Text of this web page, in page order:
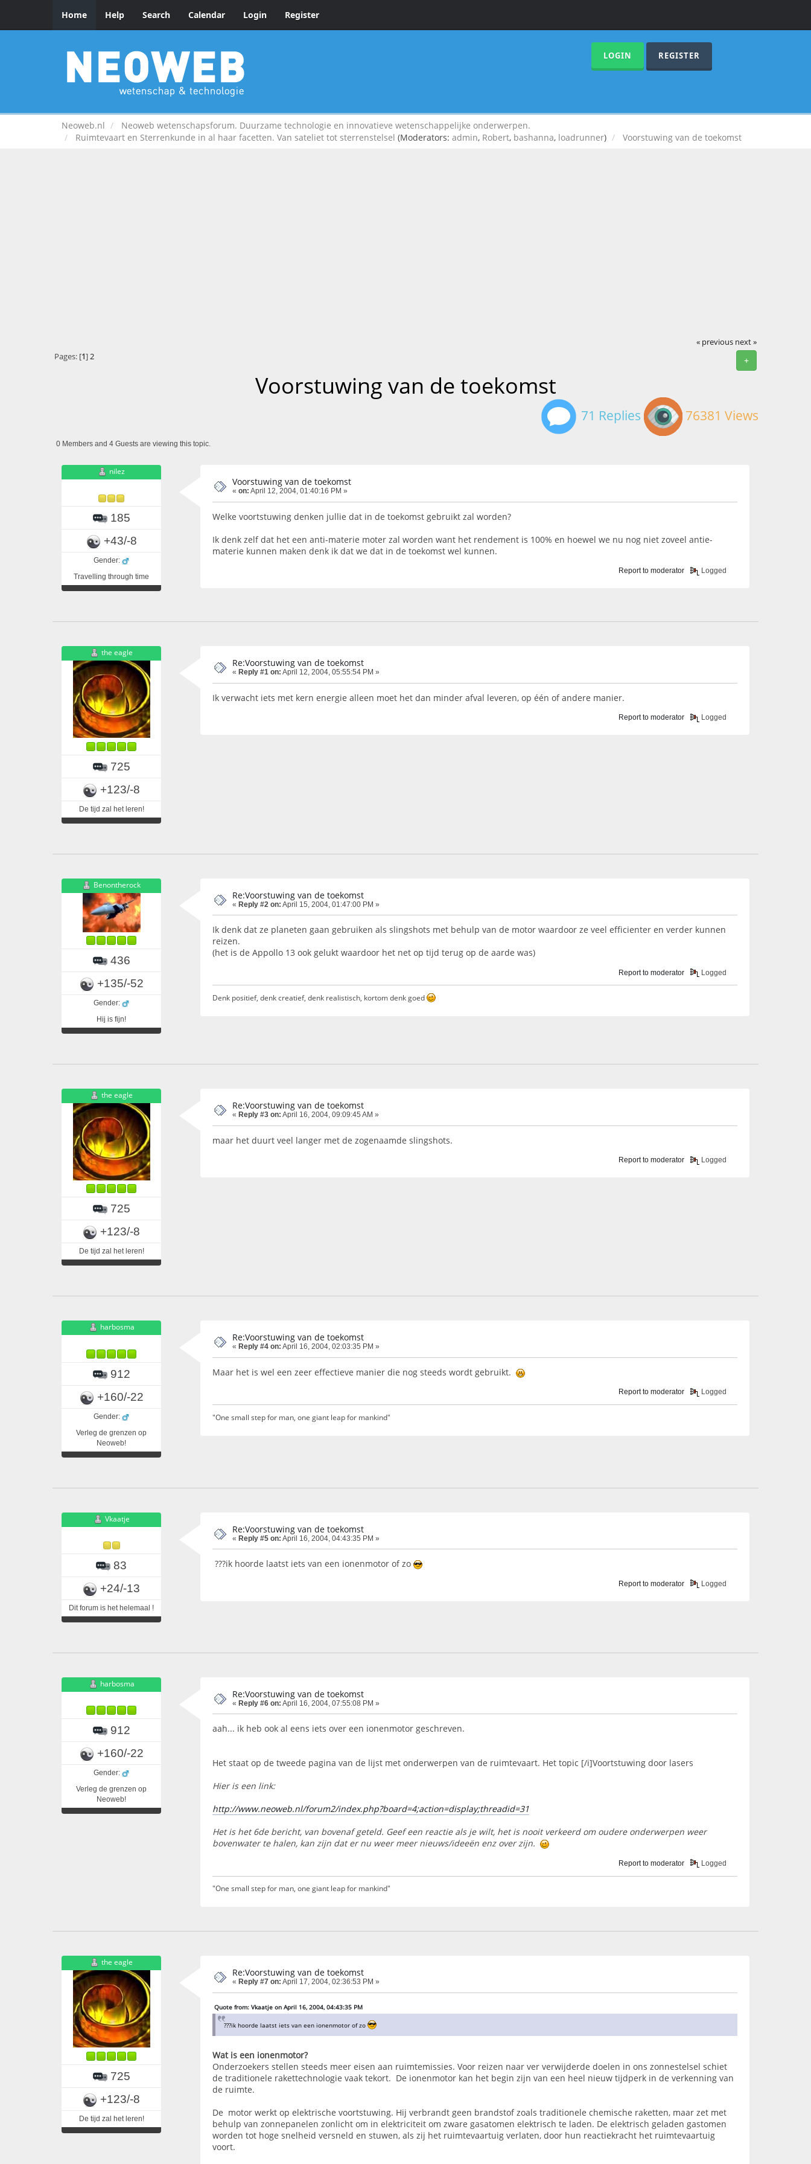
Home Help Search Calendar Login Register
LOGIN REGISTER
Neoweb.nl
Neoweb wetenschapsforum. Duurzame technologie en innovatieve wetenschappelijke onderwerpen.
Ruimtevaart en Sterrenkunde in al haar facetten. Van sateliet tot sterrenstelsel (Moderators: admin, Robert, bashanna, loadrunner) Voorstuwing van de toekomst
« previous next »
+
Pages: [1]2
Voorstuwing van de toekomst
71 Replies 76381 Views
0 Members and 4 Guests are viewing this topic.
nilez
185
+43/-8
Gender:
Travelling through time
Voorstuwing van de toekomst
« on: April 12, 2004, 01:40:16 PM »
Welke voortstuwing denken jullie dat in de toekomst gebruikt zal worden?
Ik denk zelf dat het een anti-materie moter zal worden want het rendement is 100% en hoewel we nu nog niet zoveel antie-
materie kunnen maken denk ik dat we dat in de toekomst wel kunnen.
Report to moderator Logged
the eagle
725
+123/-8
De tijd zal het leren!
Re:Voorstuwing van de toekomst
« Reply #1 on: April 12, 2004, 05:55:54 PM »
Ik verwacht iets met kern energie alleen moet het dan minder afval leveren, op één of andere manier.
Report to moderator Logged
Benontherock
436
+135/-52
Gender:
Hij is fijn!
Re:Voorstuwing van de toekomst
« Reply #2 on: April 15, 2004, 01:47:00 PM »
Ik denk dat ze planeten gaan gebruiken als slingshots met behulp van de motor waardoor ze veel efficienter en verder kunnen
reizen.
(het is de Appollo 13 ook gelukt waardoor het net op tijd terug op de aarde was)
Report to moderator Logged
Denk positief, denk creatief, denk realistisch, kortom denk goed
the eagle
725
+123/-8
De tijd zal het leren!
Re:Voorstuwing van de toekomst
« Reply #3 on: April 16, 2004, 09:09:45 AM »
maar het duurt veel langer met de zogenaamde slingshots.
Report to moderator Logged
harbosma
912
+160/-22
Gender:
Verleg de grenzen op
Neoweb!
Re:Voorstuwing van de toekomst
« Reply #4 on: April 16, 2004, 02:03:35 PM »
Maar het is wel een zeer effectieve manier die nog steeds wordt gebruikt.
Report to moderator Logged
"One small step for man, one giant leap for mankind"
Vkaatje
83
+24/-13
Dit forum is het helemaal !
Re:Voorstuwing van de toekomst
« Reply #5 on: April 16, 2004, 04:43:35 PM »
???ik hoorde laatst iets van een ionenmotor of zo
Report to moderator Logged
harbosma
912
+160/-22
Gender:
Verleg de grenzen op
Neoweb!
Re:Voorstuwing van de toekomst
« Reply #6 on: April 16, 2004, 07:55:08 PM »
aah... ik heb ook al eens iets over een ionenmotor geschreven.
Het staat op de tweede pagina van de lijst met onderwerpen van de ruimtevaart. Het topic [/i]Voortstuwing door lasers
Hier is een link:
http://www.neoweb.nl/forum2/index.php?board=4;action=display;threadid=31
Het is het 6de bericht, van bovenaf geteld. Geef een reactie als je wilt, het is nooit verkeerd om oudere onderwerpen weer
bovenwater te halen, kan zijn dat er nu weer meer nieuws/ideeën enz over zijn.
Report to moderator Logged
"One small step for man, one giant leap for mankind"
the eagle
725
+123/-8
De tijd zal het leren!
Re:Voorstuwing van de toekomst
« Reply #7 on: April 17, 2004, 02:36:53 PM »
Quote from: Vkaatje on April 16, 2004, 04:43:35 PM
???ik hoorde laatst iets van een ionenmotor of zo
Wat is een ionenmotor?
Onderzoekers stellen steeds meer eisen aan ruimtemissies. Voor reizen naar ver verwijderde doelen in ons zonnestelsel schiet
de traditionele rakettechnologie vaak tekort. De ionenmotor kan het begin zijn van een heel nieuw tijdperk in de verkenning van
de ruimte.
De motor werkt op elektrische voortstuwing. Hij verbrandt geen brandstof zoals traditionele chemische raketten, maar zet met
behulp van zonnepanelen zonlicht om in elektriciteit om zware gasatomen elektrisch te laden. De elektrisch geladen gastomen
worden tot hoge snelheid versneld en stuwen, als zij het ruimtevaartuig verlaten, door hun reactiekracht het ruimtevaartuig
voort.